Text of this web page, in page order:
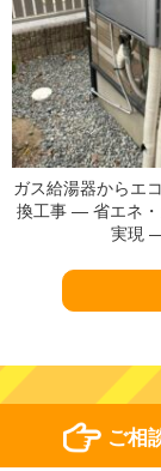
ガス給湯器からエ
換工事 ― 省エネ
実現
ご相